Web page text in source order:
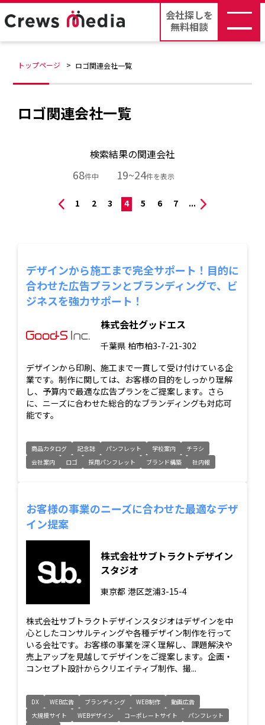
会社探しを
無料相談
トップページ ロゴ関連会社一覧
ロゴ関連会社一覧
検索結果の関連会社
68件中 19~24件を表示
1 2 3 4 5 6 7 ...
デザインから施工まで完全サポート！目的に
合わせた広告プランとブランディングで、ビ
ジネスを強力サポート！
株式会社グッドエス
千葉県 柏市柏3-7-21-302
デザインから印刷、施工まで一貫して受け付けている企
業です。制作に関しては、お客様の目的をしっかり理解
し、予算内で最適な広告プランをご提案します。さら
に、ニーズに合わせた総合的なブランディングも対応可
能です。
商品カタログ 記念誌 パンフレット 学校案内
チラシ
会社案内
ロゴ 採用パンフレット ブランド構築 社内報
お客様の事業のニーズに合わせた最適なデザ
イン提案
株式会社サブトラクトデザイン
スタジオ
東京都 港区芝浦3-15-4
株式会社サブトラクトデザインスタジオはデザインを中
心としたコンサルティングや各種デザイン制作を行って
いる会社です。お客様の事業を深く理解し、課題解決や
売上アップを見越してデザインをご提案します。企画・
コンセプト設計からクリエイティブ制作、撮...
DX WEB広告 ブランディング WEB制作
動画広告
大規模サイト
WEBデザイン コーポレートサイト
パンフレット